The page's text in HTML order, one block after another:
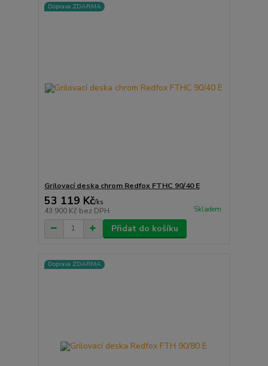
Doprava ZDARMA
Grilovací deska chrom Redfox FTHC 90/40 E
53 119 Kč/ks
43 900 Kč bez DPH Skladem
Přidat do košíku
Doprava ZDARMA